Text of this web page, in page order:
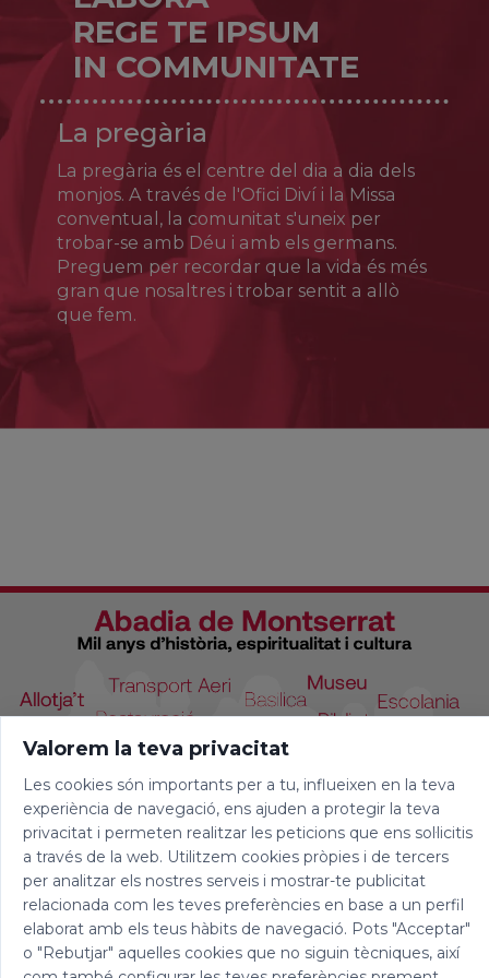
Joan Pere Carafa (qui més tard seria el papa
Pau IV), va fundar un nou estil de vida
sacerdotal (els teatins) centrat en la santedat
del clergat, la confiança en la providència i el
servei als pobres. Després de patir
persecucions i empresonaments se se'n va
retirar a Nàpols, on morí el 7 d’agost de 1547.
Fou canonitzat el 1671.
REGE TE IPSUM
IN COMMUNITATE
La pregària
La pregària és el centre del dia a dia dels
monjos. A través de l'Ofici Diví i la Missa
conventual, la comunitat s'uneix per
trobar-se amb Déu i amb els germans.
Preguem per recordar que la vida és més
gran que nosaltres i trobar sentit a allò
que fem.
Valorem la teva privacitat
Les cookies són importants per a tu, influeixen en la teva
experiència de navegació, ens ajuden a protegir la teva
privacitat i permeten realitzar les peticions que ens sol·licitis
a través de la web. Utilitzem cookies pròpies i de tercers
per analitzar els nostres serveis i mostrar-te publicitat
relacionada com les teves preferències en base a un perfil
elaborat amb els teus hàbits de navegació. Pots "Acceptar"
o "Rebutjar" aquelles cookies que no siguin tècniques, així